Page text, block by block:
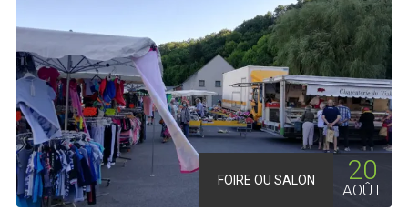
FOIRE OU SALON 20
AOÛT